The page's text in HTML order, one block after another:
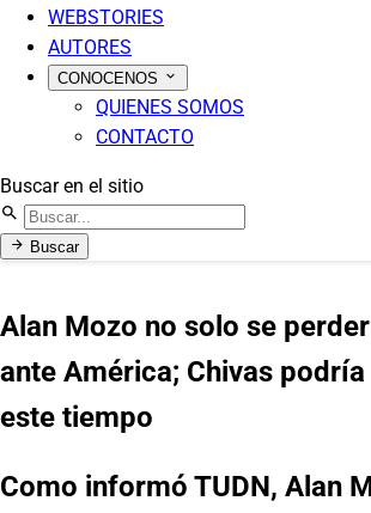
WEBSTORIES
AUTORES
CONOCENOS
QUIENES SOMOS
CONTACTO
Buscar en el sitio
Buscar
Alan Mozo no solo se
ante América; Chivas
este tiempo
Como informó TUDN, Alan